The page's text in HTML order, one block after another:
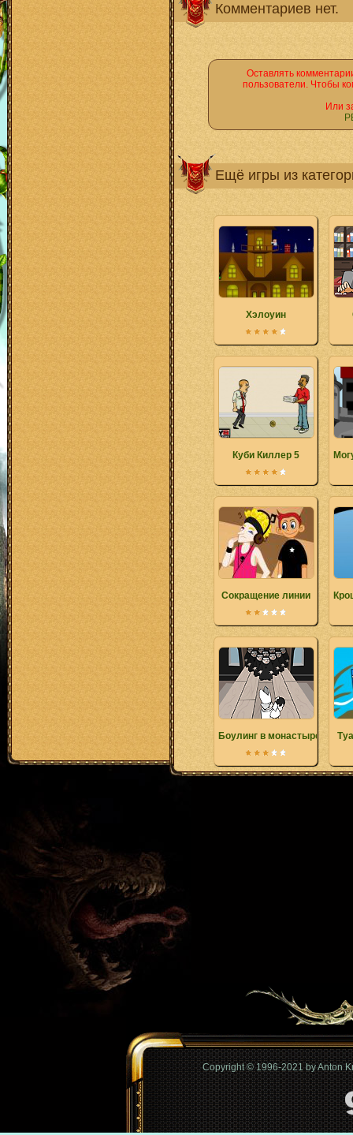
Комментариев нет.
Оставлять
пользователи. Чтобы
Или
Ещё игры из
Хэлоуин
Куби Киллер 5
Сокращение линии
Боулинг в монастыре
Copyright © 1996-2021 by Anton